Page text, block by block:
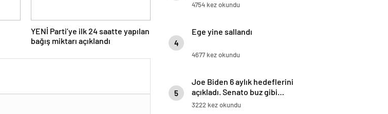
YENİ Parti’ye ilk 24 saatte yapılan
bağış miktarı açıklandı
4754 kez okundu
4
Ege yine sallandı
4677 kez okundu
5
Joe Biden 6 aylık hedeflerini
açıkladı. Senato buz gibi…
3222 kez okundu